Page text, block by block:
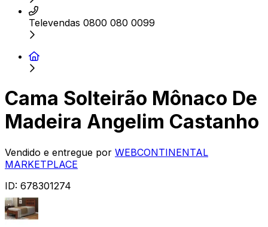
Televendas 0800 080 0099
Cama Solteirão Mônaco De
Madeira Angelim Castanho
Vendido e entregue por WEBCONTINENTAL
MARKETPLACE
ID: 678301274